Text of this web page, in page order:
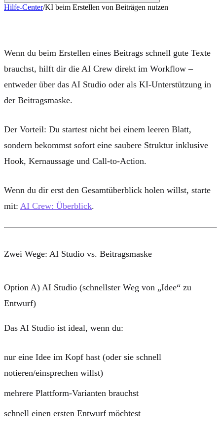
Hilfe-Center/KI beim Erstellen von Beiträgen nutzen
Wenn du beim Erstellen eines Beitrags schnell gute Texte
brauchst, hilft dir die AI Crew direkt im Workflow –
entweder über das AI Studio oder als KI-Unterstützung in
der Beitragsmaske.
Der Vorteil: Du startest nicht bei einem leeren Blatt,
sondern bekommst sofort eine saubere Struktur inklusive
Hook, Kernaussage und Call-to-Action.
Wenn du dir erst den Gesamtüberblick holen willst, starte
mit: AI Crew: Überblick.
Zwei Wege: AI Studio vs. Beitragsmaske
Option A) AI Studio (schnellster Weg von „Idee“ zu
Entwurf)
Das AI Studio ist ideal, wenn du:
nur eine Idee im Kopf hast (oder sie schnell
notieren/einsprechen willst)
mehrere Plattform-Varianten brauchst
schnell einen ersten Entwurf möchtest